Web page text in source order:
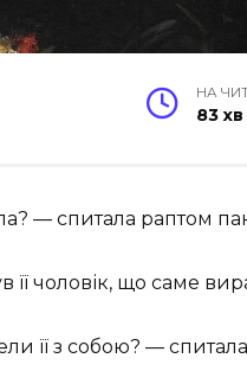
НА
83 хв
— спитала раптом
чоловік, що саме
її з собою? —